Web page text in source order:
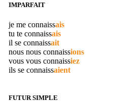
IMPARFAIT
je me connaissais
tu te connaissais
il se connaissait
nous nous connaissions
vous vous connaissiez
ils se connaissaient
FUTUR SIMPLE